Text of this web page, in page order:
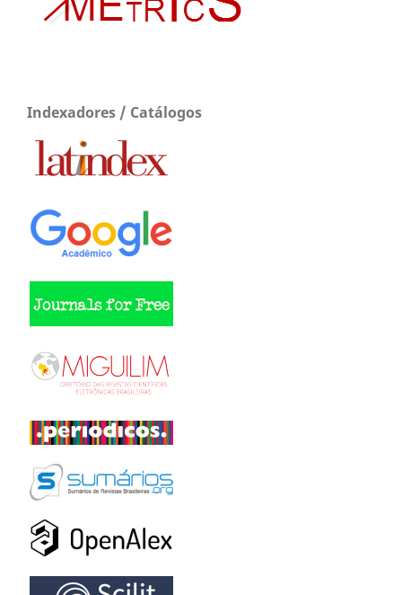
Indexadores / Catálogos